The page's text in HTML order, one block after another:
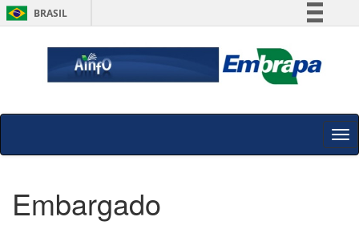
BRASIL
Comunica BR
Participe
Acesso à informação
Canais
Skip
Embargado